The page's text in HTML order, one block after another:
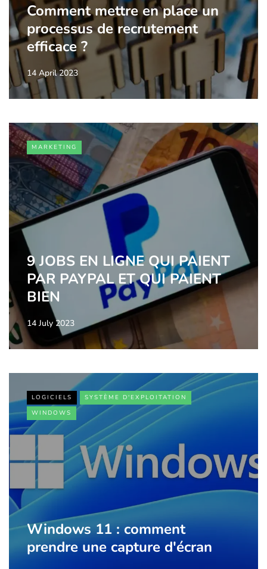
Comment mettre en place un
processus de recrutement
efficace ?
14 April 2023
MARKETING
9 JOBS EN LIGNE QUI PAIENT
PAR PAYPAL ET QUI PAIENT
BIEN
14 July 2023
LOGICIELS
SYSTÈME D'EXPLOITATION
WINDOWS
Windows 11 : comment
prendre une capture d'écran